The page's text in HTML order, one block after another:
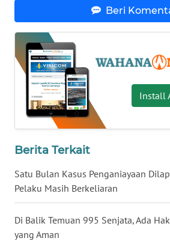
Beri
Install
Berita Terkait
Satu Bulan Kasus Penganiayaan
Pelaku Masih Berkeliaran
Di Balik Temuan 995 Senjata, Ada
yang Aman
WN
BANTEN
WN
NTT
WN
WN
PAPUA
WN
BARAT